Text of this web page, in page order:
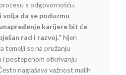
s odgovornošću.
volja da se poduzmu
karijere bit će
rad i razvoj.”Njen
temelji se na pružanju
i postepenom otkrivanju
naglašava važnost malih